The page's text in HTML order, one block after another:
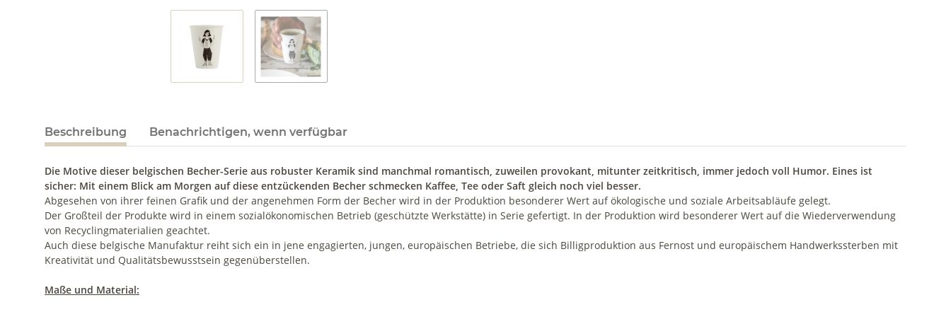
Beschreibung Benachrichtigen, wenn verfügbar
Die Motive dieser belgischen Becher-Serie aus robuster Keramik sind manchmal romantisch, zuweilen provokant, mitunter zeitkritisch, immer jedoch voll Humor. Eines ist
sicher: Mit einem Blick am Morgen auf diese entzückenden Becher schmecken Kaffee, Tee oder Saft gleich noch viel besser.
Abgesehen von ihrer feinen Grafik und der angenehmen Form der Becher wird in der Produktion besonderer Wert auf ökologische und soziale Arbeitsabläufe gelegt.
Der Großteil der Produkte wird in einem sozialökonomischen Betrieb (geschützte Werkstätte) in Serie gefertigt. In der Produktion wird besonderer Wert auf die Wiederverwendung
von Recyclingmaterialien geachtet.
Auch diese belgische Manufaktur reiht sich ein in jene engagierten, jungen, europäischen Betriebe, die sich Billigproduktion aus Fernost und europäischem Handwerkssterben mit
Kreativität und Qualitätsbewusstsein gegenüberstellen.
Maße und Material: